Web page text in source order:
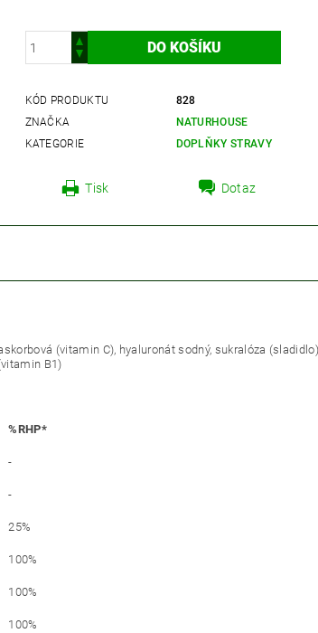
KÓD PRODUKTU
828
ZNAČKA
NATURHOUSE
KATEGORIE
DOPLŇKY STRAVY
Tisk Dotaz
(vitamin C), hyaluronát sodný, sukralóza
B1)
%RHP*
-
-
25%
100%
100%
100%